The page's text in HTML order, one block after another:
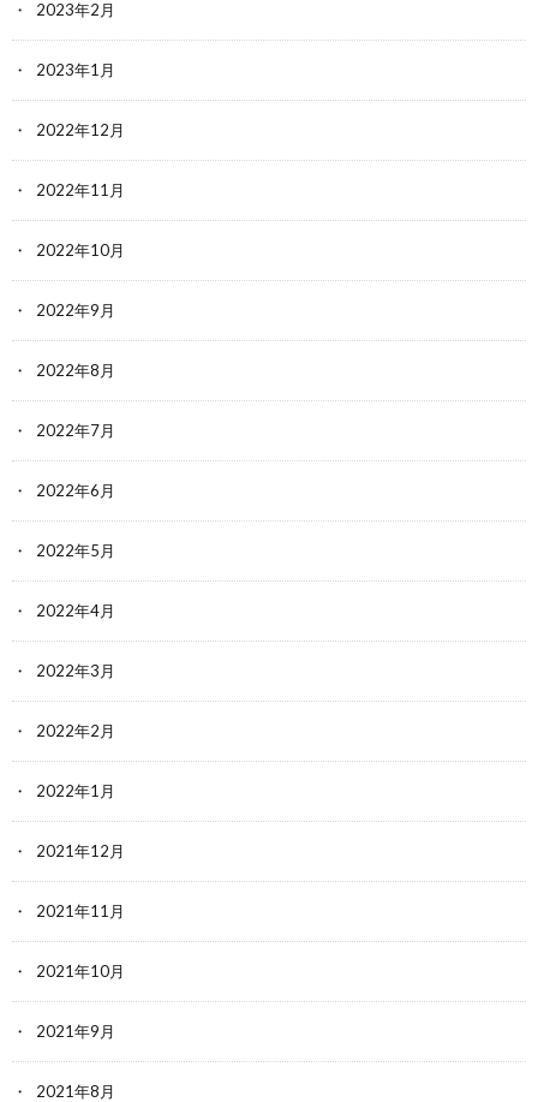
2023年2月
2023年1月
2022年12月
2022年11月
2022年10月
2022年9月
2022年8月
2022年7月
2022年6月
2022年5月
2022年4月
2022年3月
2022年2月
2022年1月
2021年12月
2021年11月
2021年10月
2021年9月
2021年8月